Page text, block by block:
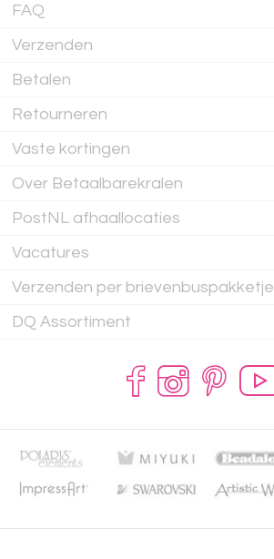
FAQ
Verzenden
Betalen
Retourneren
Vaste kortingen
Over Betaalbarekralen
PostNL afhaallocaties
Vacatures
Verzenden per brievenbuspakketje
DQ Assortiment